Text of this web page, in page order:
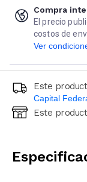
Compra
El precio
costos de
Ver
Este
Capital
Ingresá
Este